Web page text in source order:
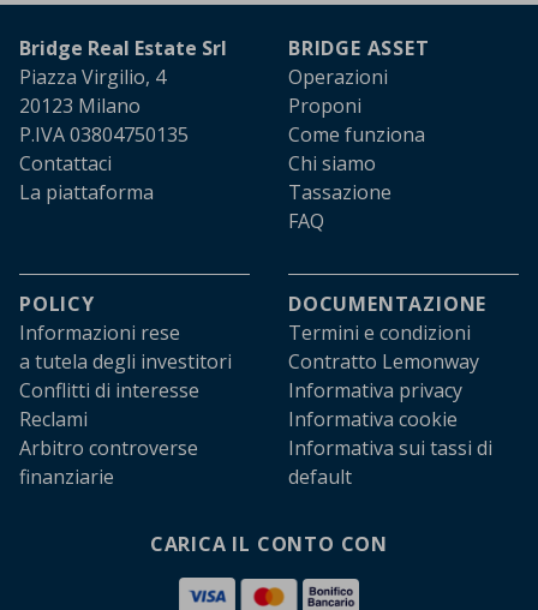
Bridge Real Estate Srl
Piazza Virgilio, 4
20123 Milano
P.IVA 03804750135
Contattaci
La piattaforma
BRIDGE ASSET
Operazioni
Proponi
Come funziona
Chi siamo
Tassazione
FAQ
POLICY
Informazioni rese
a tutela degli investitori
Conflitti di interesse
Reclami
Arbitro controverse
finanziarie
DOCUMENTAZIONE
Termini e condizioni
Contratto Lemonway
Informativa privacy
Informativa cookie
Informativa sui tassi di
default
CARICA IL CONTO CON